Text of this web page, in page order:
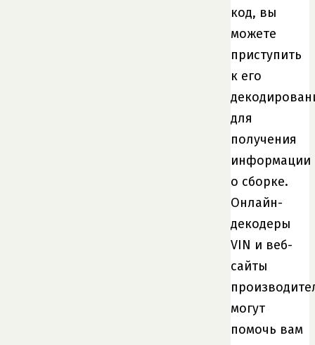
код, вы
можете
приступить
к его
для
получения
информации
о сборке.
Онлайн-
декодеры
VIN и веб-
сайты
могут
помочь вам